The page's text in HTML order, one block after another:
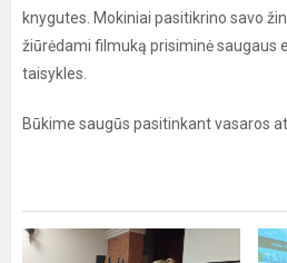
knygutes. Mokiniai pasitikrino savo
žiūrėdami filmuką prisiminė saugaus
taisykles.
Būkime saugūs pasitinkant vasaros